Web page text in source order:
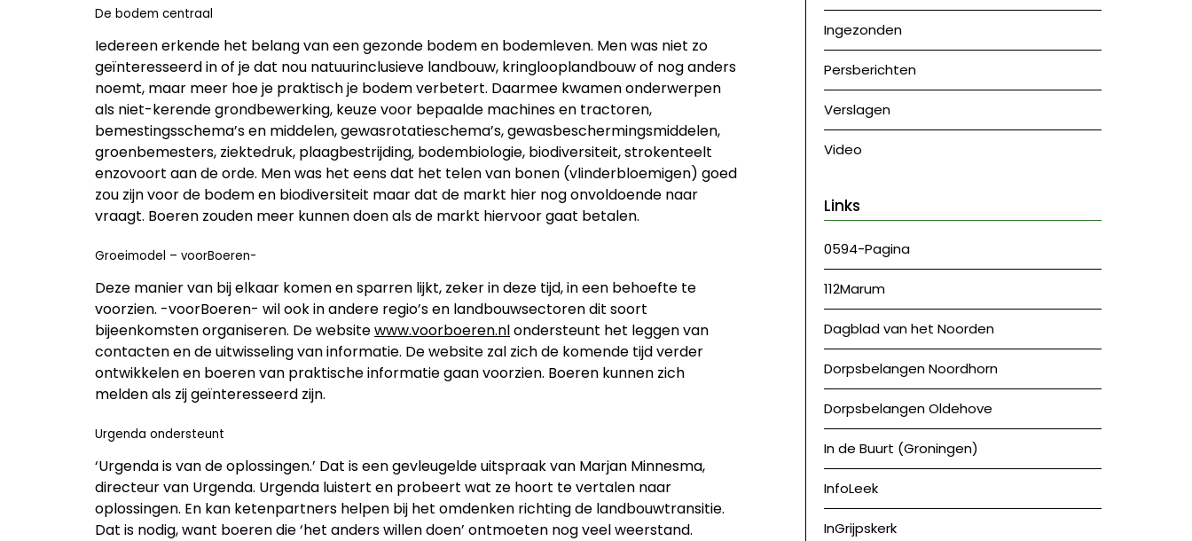
De bodem centraal
Iedereen erkende het belang van een gezonde bodem en bodemleven. Men was niet zo
geïnteresseerd in of je dat nou natuurinclusieve landbouw, kringlooplandbouw of nog anders
noemt, maar meer hoe je praktisch je bodem verbetert. Daarmee kwamen onderwerpen
als niet-kerende grondbewerking, keuze voor bepaalde machines en tractoren,
bemestingsschema’s en middelen, gewasrotatieschema’s, gewasbeschermingsmiddelen,
groenbemesters, ziektedruk, plaagbestrijding, bodembiologie, biodiversiteit, strokenteelt
enzovoort aan de orde. Men was het eens dat het telen van bonen (vlinderbloemigen) goed
zou zijn voor de bodem en biodiversiteit maar dat de markt hier nog onvoldoende naar
vraagt. Boeren zouden meer kunnen doen als de markt hiervoor gaat betalen.
Groeimodel – voorBoeren-
Deze manier van bij elkaar komen en sparren lijkt, zeker in deze tijd, in een behoefte te
voorzien. -voorBoeren- wil ook in andere regio’s en landbouwsectoren dit soort
bijeenkomsten organiseren. De websitewww.voorboeren.nlondersteunt het leggen van
contacten en de uitwisseling van informatie. De website zal zich de komende tijd verder
ontwikkelen en boeren van praktische informatie gaan voorzien. Boeren kunnen zich
melden als zij geïnteresseerd zijn.
Urgenda ondersteunt
‘Urgenda is van de oplossingen.’ Dat is een gevleugelde uitspraak van Marjan Minnesma,
directeur van Urgenda. Urgenda luistert en probeert wat ze hoort te vertalen naar
oplossingen. En kan ketenpartners helpen bij het omdenken richting de landbouwtransitie.
Dat is nodig, want boeren die ‘het anders willen doen’ ontmoeten nog veel weerstand.
Ingezonden
Persberichten
Verslagen
Video
Links
0594-Pagina
112Marum
Dagblad van het Noorden
Dorpsbelangen Noordhorn
Dorpsbelangen Oldehove
In de Buurt (Groningen)
InfoLeek
InGrijpskerk